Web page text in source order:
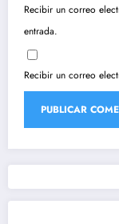
Recibir un correo
entrada.
Recibir un correo